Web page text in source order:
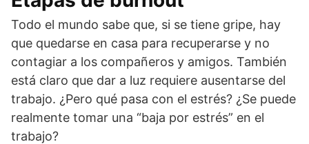
Todo el mundo sabe que, si se tiene gripe, hay
que quedarse en casa para recuperarse y no
contagiar a los compañeros y amigos. También
está claro que dar a luz requiere ausentarse del
trabajo. ¿Pero qué pasa con el estrés? ¿Se puede
realmente tomar una “baja por estrés” en el
trabajo?